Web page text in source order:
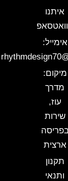
ואז לחץ על
מידה
בלי
לקיץ
איתנו
אימייל:
מיקום:
מדרך
עוז,
שירות
ארצית
תקנון
ותנאי